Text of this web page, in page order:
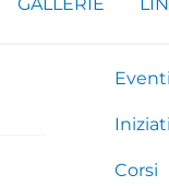
Eventi
Corsi